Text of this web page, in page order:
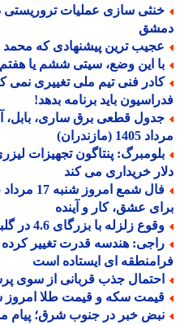
سازی عملیات تروریستی
ترین پیشنهادی که محمد
این وضع، سیتی ششم یا هفتم
فنی تیم ملی تغییری نمی
باید برنامه بدهد!
(مازندران)
خریداری می کند
عشق، کار و آینده
زلزله با بزرگای 4.6 در گلباف کرمان
هندسه قدرت تغییر کرده
ای ایستاده است
جذب قربانی از سوی
سکه و قیمت طلا امروز شنبه 17 مرداد 1405 +
خبر در جنوب شرق؛ پیام